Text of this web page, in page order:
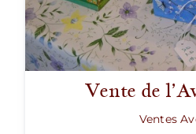
Vente de
Ventes